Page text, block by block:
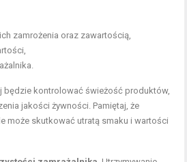
zamrożenia oraz zawartością,
będzie kontrolować świeżość produktów,
jakości żywności. Pamiętaj, że
może skutkować utratą smaku i wartości